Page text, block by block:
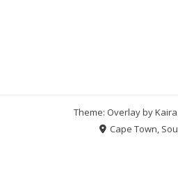
Theme: Overlay byKaira
Cape Town,